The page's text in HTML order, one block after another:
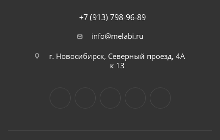
+7 (913) 798-96-89
info@melabi.ru
г. Новосибирск, Северный проезд, 4А
к 13